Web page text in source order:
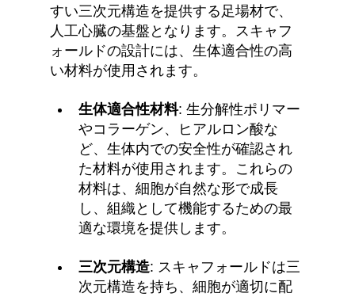
すい三次元構造を提供する足場材で、
人工心臓の基盤となります。スキャフ
ォールドの設計には、生体適合性の高
い材料が使用されます。
生体適合性材料: 生分解性ポリマー
やコラーゲン、ヒアルロン酸な
ど、生体内での安全性が確認され
た材料が使用されます。これらの
材料は、細胞が自然な形で成長
し、組織として機能するための最
適な環境を提供します。
三次元構造: スキャフォールドは三
次元構造を持ち、細胞が適切に配